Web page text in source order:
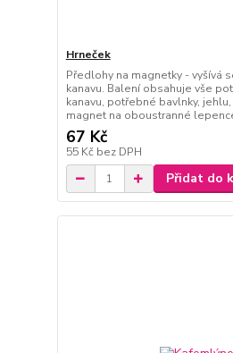
Hrneček
Předlohy na magnetky - vyšívá
kanavu. Balení obsahuje vše
kanavu, potřebné bavlnky,
magnet na oboustranné
67 Kč
55 Kč bez DPH
Přidat do